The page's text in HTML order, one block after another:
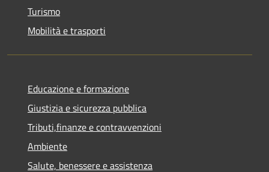
Turismo
Mobilità e trasporti
Educazione e formazione
Giustizia e sicurezza pubblica
Tributi,finanze e contravvenzioni
Ambiente
Salute, benessere e assistenza